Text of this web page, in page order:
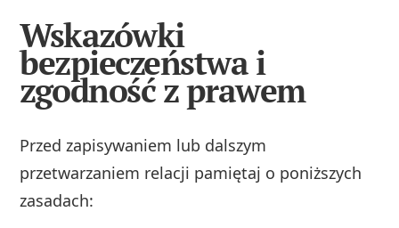
Wskazówki
bezpieczeństwa i
zgodność z prawem
Przed zapisywaniem lub dalszym
przetwarzaniem relacji pamiętaj o poniższych
zasadach: